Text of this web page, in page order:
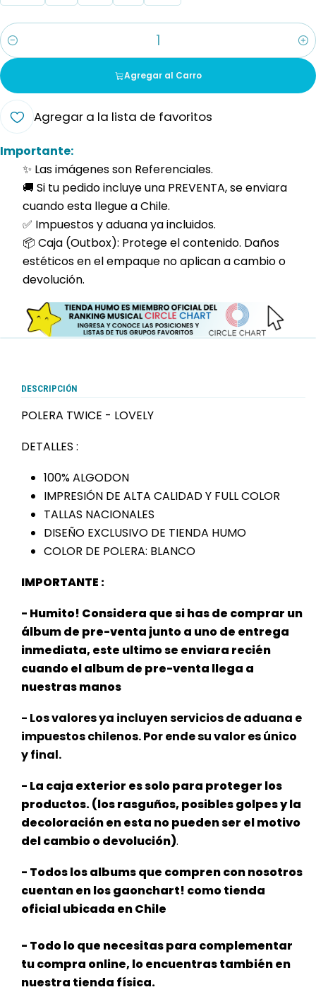
Cantidad
Agregar al Carro
Agregar a la lista de favoritos
Importante:
✨ Las imágenes son Referenciales.
🚚 Si tu pedido incluye una PREVENTA, se enviara
cuando esta llegue a Chile.
✅ Impuestos y aduana ya incluidos.
📦 Caja (Outbox): Protege el contenido. Daños
estéticos en el empaque no aplican a cambio o
devolución.
DESCRIPCIÓN
POLERA TWICE - LOVELY
DETALLES :
100% ALGODON
IMPRESIÓN DE ALTA CALIDAD Y FULL COLOR
TALLAS NACIONALES
DISEÑO EXCLUSIVO DE TIENDA HUMO
COLOR DE POLERA: BLANCO
IMPORTANTE :
- Humito! Considera que si has de comprar un
álbum de pre-venta junto a uno de entrega
inmediata, este ultimo se enviara recién
cuando el album de pre-venta llega a
nuestras manos
- Los valores ya incluyen servicios de aduana e
impuestos chilenos. Por ende su valor es único
y final.
- La caja exterior es solo para proteger los
productos. (los rasguños, posibles golpes y la
decoloración en esta no pueden ser elmotivo
del cambio o devolución).
- Todos los albums que compren con nosotros
cuentan en los gaonchart! como tienda
oficial ubicada en Chile
- Todo lo que necesitas para complementar
tu compra online, lo encuentras también en
nuestra tienda física.